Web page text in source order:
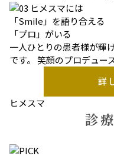
ヒメスマには
「Smile」を語り合える
「プロ」がいる
一人ひとりの患者様が輝
です。 笑顔のプロデュー
詳
ヒメスマ
診